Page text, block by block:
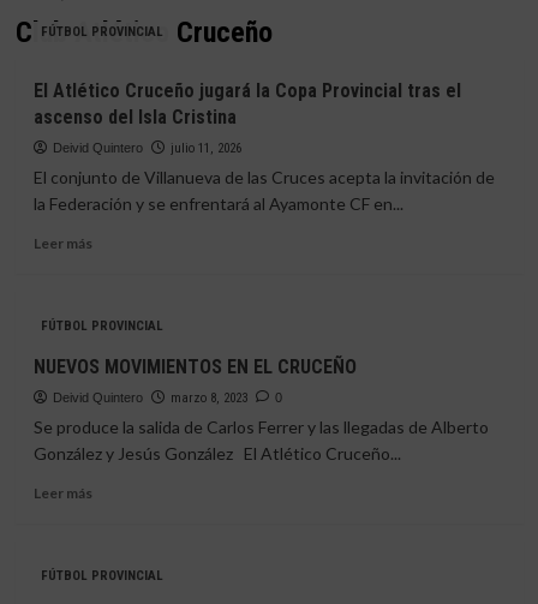
Club Atlético Cruceño
FÚTBOL PROVINCIAL
El Atlético Cruceño jugará la Copa Provincial tras el
ascenso del Isla Cristina
Deivid Quintero julio 11, 2026
El conjunto de Villanueva de las Cruces acepta la invitación de
la Federación y se enfrentará al Ayamonte CF en...
Leer másLeer
Atlético
jugará
la
Copa
Provincial
tras
el
Cristina
FÚTBOL PROVINCIAL
NUEVOS MOVIMIENTOS EN EL CRUCEÑO
Deivid Quintero marzo 8, 2023 0
Se produce la salida de Carlos Ferrer y las llegadas de Alberto
González y Jesús González El Atlético Cruceño...
Leer másLeer
MOVIMIENTOS
FÚTBOL PROVINCIAL